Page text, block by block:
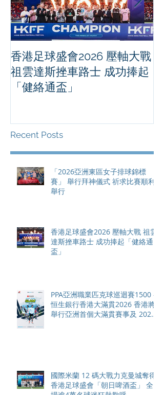
香港足球盛會2026 壓軸大戰
祖雲達斯挫車路士 成功捧起
「健絡通盃」
Recent Posts
「2026亞洲東區女子排球錦標
賽」 舉行拜神儀式 祈求比賽順利
舉行
香港足球盛會2026 壓軸大戰 祖雲
達斯挫車路士 成功捧起「健絡通
盃」
PPA亞洲職業匹克球巡迴賽1500 -
恒生銀行香港大滿貫2026 香港將
舉行亞洲首個大滿貫賽事及 2026
國際米蘭 12 碼大戰力克曼城奪得
香港足球盛會「朝日啤酒盃」 全